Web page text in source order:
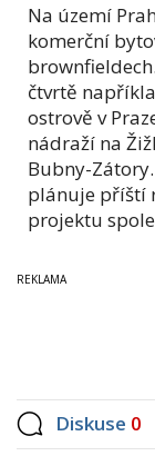
Na území
komerční
čtvrtě
ostrově v
nádraží na
Bubny-
plánuje příští
projektu
Diskuse 0